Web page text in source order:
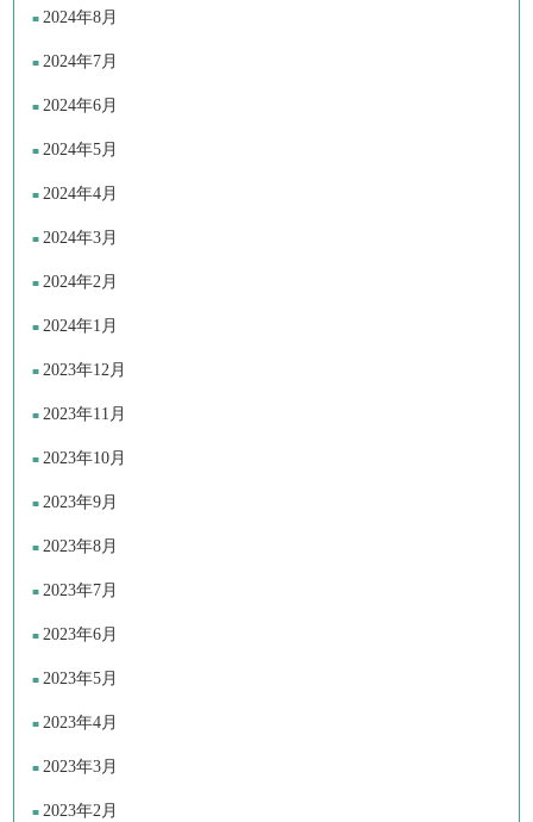
2024年8月
2024年7月
2024年6月
2024年5月
2024年4月
2024年3月
2024年2月
2024年1月
2023年12月
2023年11月
2023年10月
2023年9月
2023年8月
2023年7月
2023年6月
2023年5月
2023年4月
2023年3月
2023年2月